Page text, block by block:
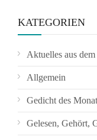
KATEGORIEN
Aktuelles aus
Allgemein
Gedicht des
Gelesen, Gehört,